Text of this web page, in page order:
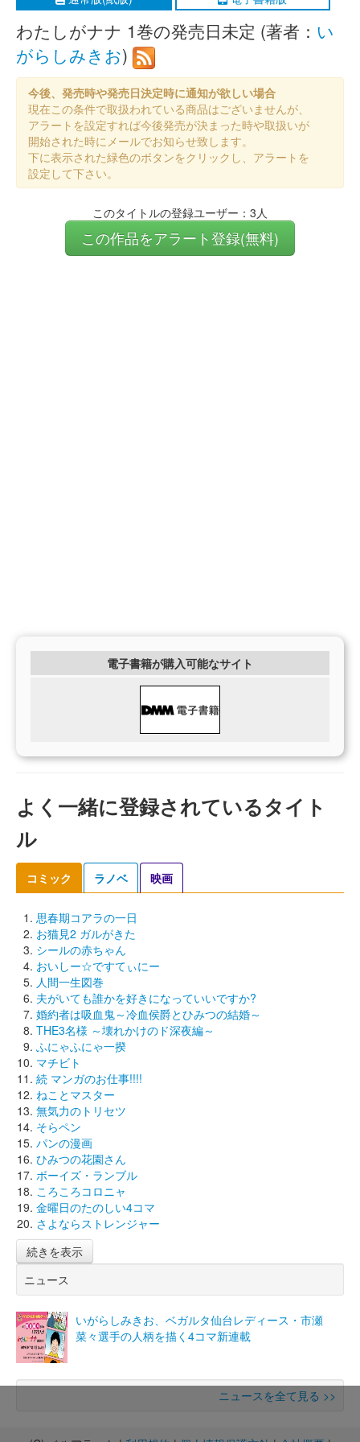
わたしがナナ 1巻の発売日未定 (著者： い
がらしみきお)
今後、発売時や発売日決定時に通知が欲しい場合
現在この条件で取扱われている商品はございませんが、
アラートを設定すれば今後発売が決まった時や取扱いが
開始された時にメールでお知らせ致します。
下に表示された緑色のボタンをクリックし、アラートを
設定して下さい。
このタイトルの登録ユーザー：3人
この作品をアラート登録(無料)
電子書籍が購入可能なサイト
よく一緒に登録されているタイト
ル
コミック ラノベ 映画
思春期コアラの一日
お猫見2 ガルがきた
シールの赤ちゃん
おいしー☆ですてぃにー
人間一生図巻
夫がいても誰かを好きになっていいですか?
婚約者は吸血鬼～冷血侯爵とひみつの結婚～
THE3名様 ～壊れかけのド深夜編～
ふにゃふにゃ一揆
マチビト
続 マンガのお仕事!!!!
ねことマスター
無気力のトリセツ
そらペン
パンの漫画
ひみつの花園さん
ボーイズ・ランブル
ころころコロニャ
金曜日のたのしい4コマ
さよならストレンジャー
続きを表示
ニュース
いがらしみきお、ベガルタ仙台レディース・市瀬
菜々選手の人柄を描く4コマ新連載
ニュースを全て見る >>